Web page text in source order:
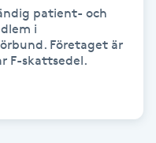
patient- och
i
Företaget är
F-skattsedel.